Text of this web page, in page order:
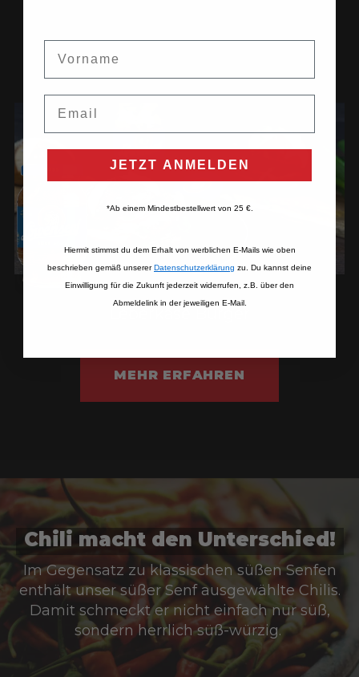
Leberkäse Burger
MEHR ERFAHREN
Chili macht den Unterschied!
Im Gegensatz zu klassischen süßen Senfen
enthält unser süßer Senf ausgewählte Chilis.
Damit schmeckt er nicht einfach nur süß,
sondern herrlich süß-würzig.
JETZT ANMELDEN
*Ab einem Mindestbestellwert von 25 €.
Hiermit stimmst du dem Erhalt von werblichen E-Mails wie oben
beschrieben gemäß unsererDatenschutzerklärung​ zu. Du kannst deine
Einwilligung für die Zukunft jederzeit widerrufen, z.B. über den
Abmeldelink in der jeweiligen E-Mail.